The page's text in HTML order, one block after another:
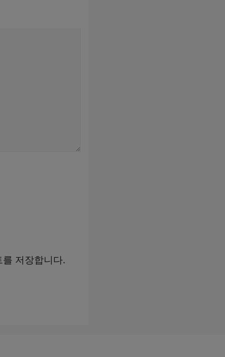
저장합니다.